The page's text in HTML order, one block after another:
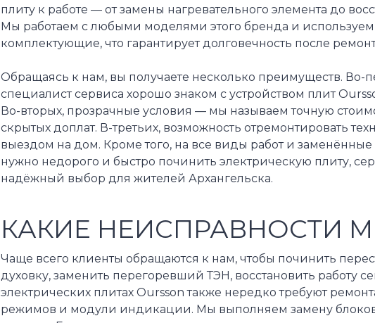
плиту к работе — от замены нагревательного элемента до
Мы работаем с любыми моделями этого бренда и
комплектующие, что гарантирует долговечность после
Обращаясь к нам, вы получаете несколько преимуществ. Во-
специалист сервиса хорошо знаком с устройством плит
Во-вторых, прозрачные условия — мы называем точную
скрытых доплат. В-третьих, возможность отремонтировать
выездом на дом. Кроме того, на все виды работ и заменённые
нужно недорого и быстро починить электрическую плиту,
надёжный выбор для жителей Архангельска.
КАКИЕ НЕИСПРАВНОСТИ
Чаще всего клиенты обращаются к нам, чтобы починить
духовку, заменить перегоревший ТЭН, восстановить работу
электрических плитах Oursson также нередко требуют
режимов и модули индикации. Мы выполняем замену